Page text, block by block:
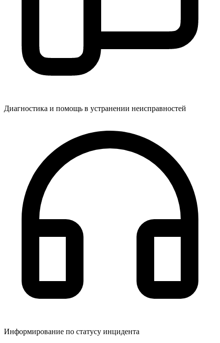
Диагностика и помощь в устранении неисправностей
Информирование по статусу инцидента